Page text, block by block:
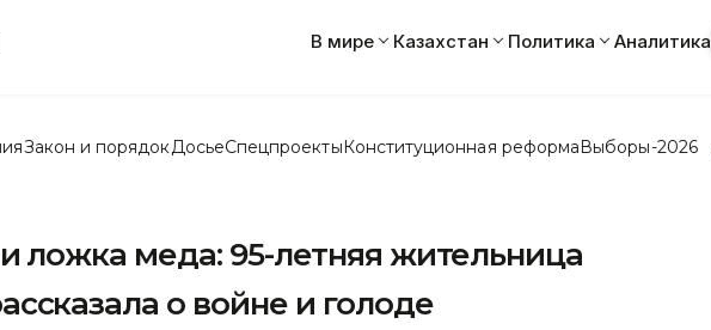
В мире Казахстан Политика Аналитика
Закон и порядок ДосьеСпецпроектыКонституционная реформаВыборы-2026
и ложка меда: 95-летняя жительница
о войне и голоде